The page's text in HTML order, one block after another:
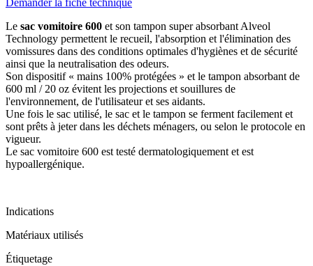
Demander la fiche technique
Le sac vomitoire 600 et son tampon super absorbant Alveol
Technology permettent le recueil, l'absorption et l'élimination des
vomissures dans des conditions optimales d'hygiènes et de sécurité
ainsi que la neutralisation des odeurs.
Son dispositif « mains 100% protégées » et le tampon absorbant de
600 ml / 20 oz évitent les projections et souillures de
l'environnement, de l'utilisateur et ses aidants.
Une fois le sac utilisé, le sac et le tampon se ferment facilement et
sont prêts à jeter dans les déchets ménagers, ou selon le protocole en
vigueur.
Le sac vomitoire 600 est testé dermatologiquement et est
hypoallergénique.
Indications
Matériaux utilisés
Étiquetage